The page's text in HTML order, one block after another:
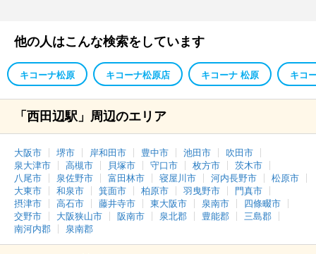
他の人はこんな検索をしています
キコーナ松原 キコーナ松原店 キコーナ 松原 キコ
「西田辺駅」周辺のエリア
大阪市 堺市 岸和田市 豊中市 池田市
吹田市
泉大津市
高槻市 貝塚市 守口市 枚方市
茨木市
八尾市
泉佐野市 富田林市 寝屋川市 河内長野市
松原市
大東市
和泉市 箕面市 柏原市 羽曳野市
門真市
摂津市
高石市 藤井寺市 東大阪市 泉南市
四條畷市
交野市
大阪狭山市 阪南市 泉北郡 豊能郡
三島郡
南河内郡
泉南郡